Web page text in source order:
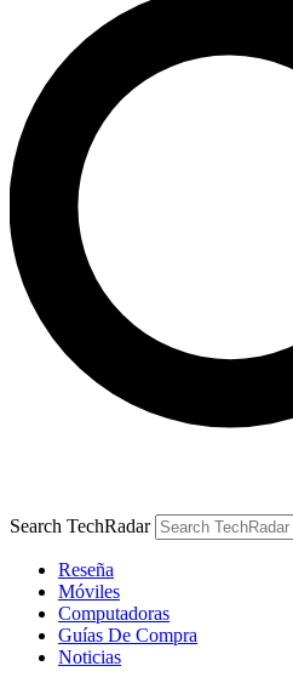
Search TechRadar
Reseña
Móviles
Computadoras
Guías De Compra
Noticias